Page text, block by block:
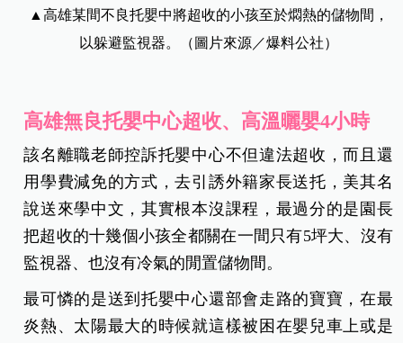
▲高雄某間不良托嬰中將超收的小孩至於燜熱的儲物間，
以躲避監視器。（圖片來源／爆料公社）
高雄無良托嬰中心超收、高溫曬嬰4小時
該名離職老師控訴托嬰中心不但違法超收，而且還
用學費減免的方式，去引誘外籍家長送托，美其名
說送來學中文，其實根本沒課程，最過分的是園長
把超收的十幾個小孩全都關在一間只有5坪大、沒有
監視器、也沒有冷氣的閒置儲物間。
最可憐的是送到托嬰中心還部會走路的寶寶，在最
炎熱、太陽最大的時候就這樣被困在嬰兒車上或是